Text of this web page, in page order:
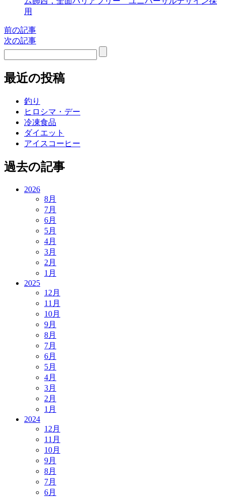
用
前の記事
次の記事
最近の投稿
釣り
ヒロシマ・デー
冷凍食品
ダイエット
アイスコーヒー
過去の記事
2026
8月
7月
6月
5月
4月
3月
2月
1月
2025
12月
11月
10月
9月
8月
7月
6月
5月
4月
3月
2月
1月
2024
12月
11月
10月
9月
8月
7月
6月